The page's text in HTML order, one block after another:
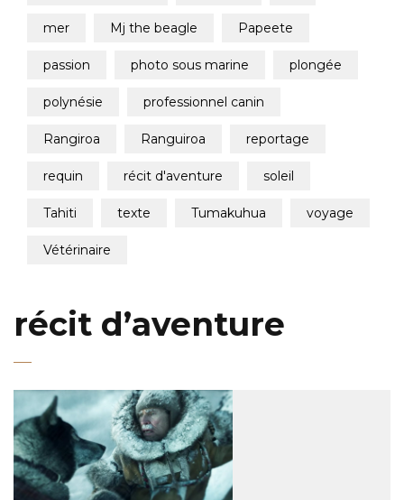
mer mj the beagle papeete
passion photo sous marine plongée
polynésie professionnel canin
rangiroa ranguiroa reportage
requin récit d'aventure soleil
tahiti texte tumakuhua voyage
vétérinaire
récit d’aventure